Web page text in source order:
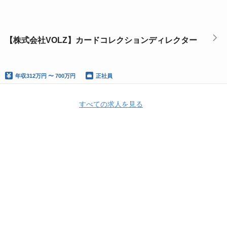
【株式会社VOLZ】カードコレクションディレクター
年収312万円 〜 700万円 正社員
すべての求人を見る